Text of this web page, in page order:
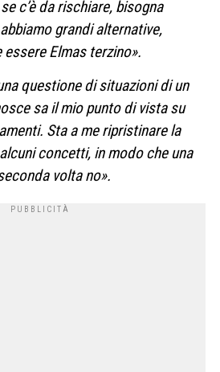
c’è da rischiare, bisogna
grandi alternative,
essere Elmas terzino».
questione di situazioni di un
sa il mio punto di vista su
Sta a me ripristinare la
concetti, in modo che una
volta no».